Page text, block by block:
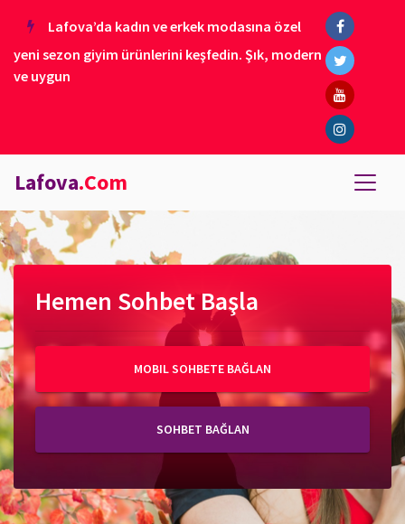
Lafova’da kadın ve erkek modasına özel
yeni sezon giyim ürünlerini keşfedin. Şık, modern
ve uygun
Lafova.Com
Hemen Sohbet Başla
MOBIL SOHBETE BAĞLAN
SOHBET BAĞLAN